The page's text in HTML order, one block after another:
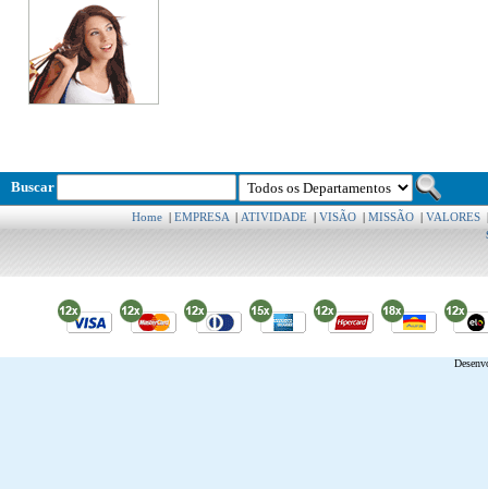
Buscar
Home| EMPRESA| ATIVIDADE| VISÃO| MISSÃO| VALORES